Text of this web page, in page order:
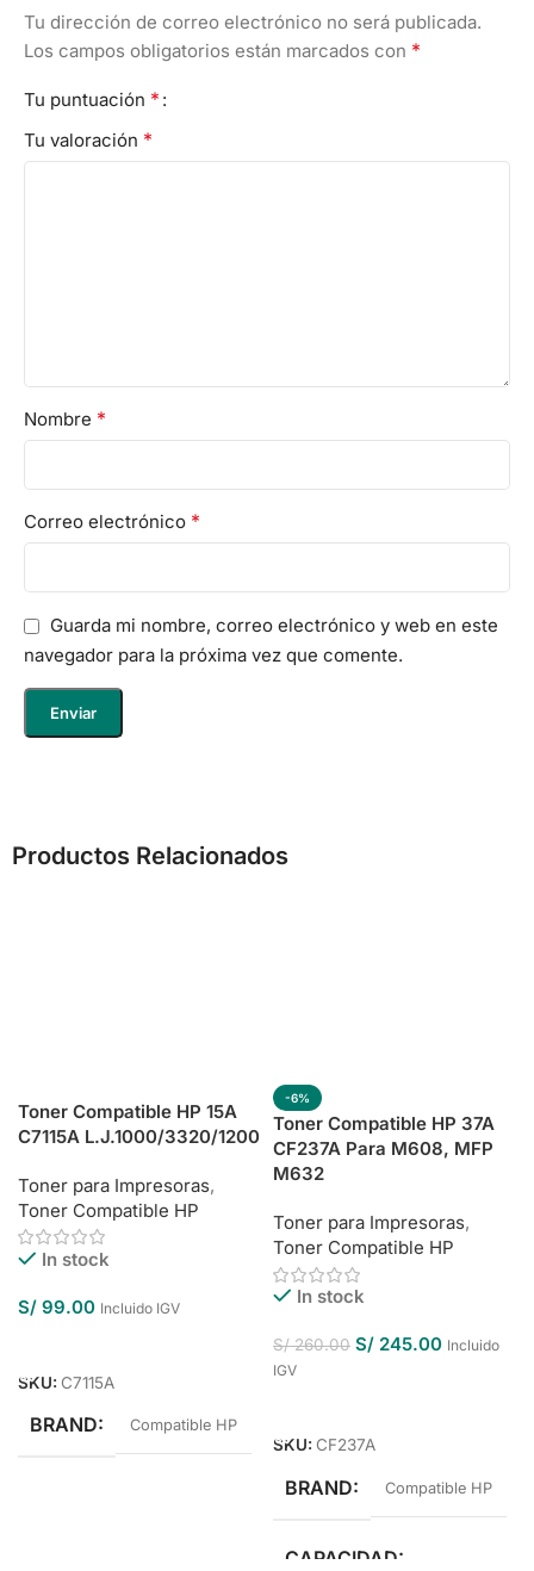
Tu dirección de correo electrónico no será publicada.
Los campos obligatorios están marcados con *
Tu puntuación *
Tu valoración *
Nombre *
Correo electrónico *
Guarda mi nombre, correo electrónico y web en este
navegador para la próxima vez que comente.
Productos Relacionados
Toner Compatible HP 15A
C7115A L.J.1000/3320/1200
Toner para Impresoras,
Toner Compatible HP
In stock
S/ 99.00 Incluido IGV
SKU: C7115A
BRAND Compatible HP
-6%
Toner Compatible HP 37A
CF237A Para M608, MFP
M632
Toner para Impresoras,
Toner Compatible HP
In stock
S/260.00 S/ 245.00 Incluido
IGV
SKU: CF237A
BRAND Compatible HP
CAPACIDAD